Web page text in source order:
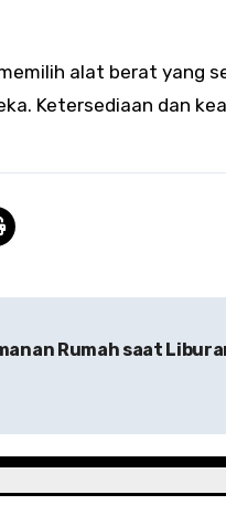
alat berat yang
Ketersediaan dan
Rumah saat